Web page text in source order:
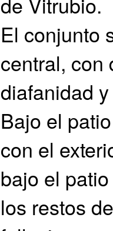
El conjunto
central, con
diafanidad
Bajo el
con el
bajo el
los restos